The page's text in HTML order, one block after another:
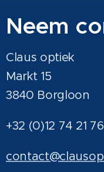
Neem
Claus optiek
Markt 15
3840 Borgloon
+32 (0)12 74 21 76